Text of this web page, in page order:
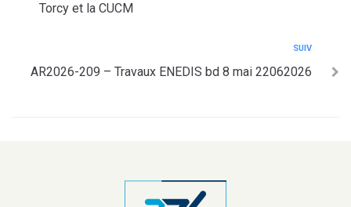
Torcy et la CUCM
SUIV
AR2026-209 – Travaux ENEDIS bd 8 mai 22062026